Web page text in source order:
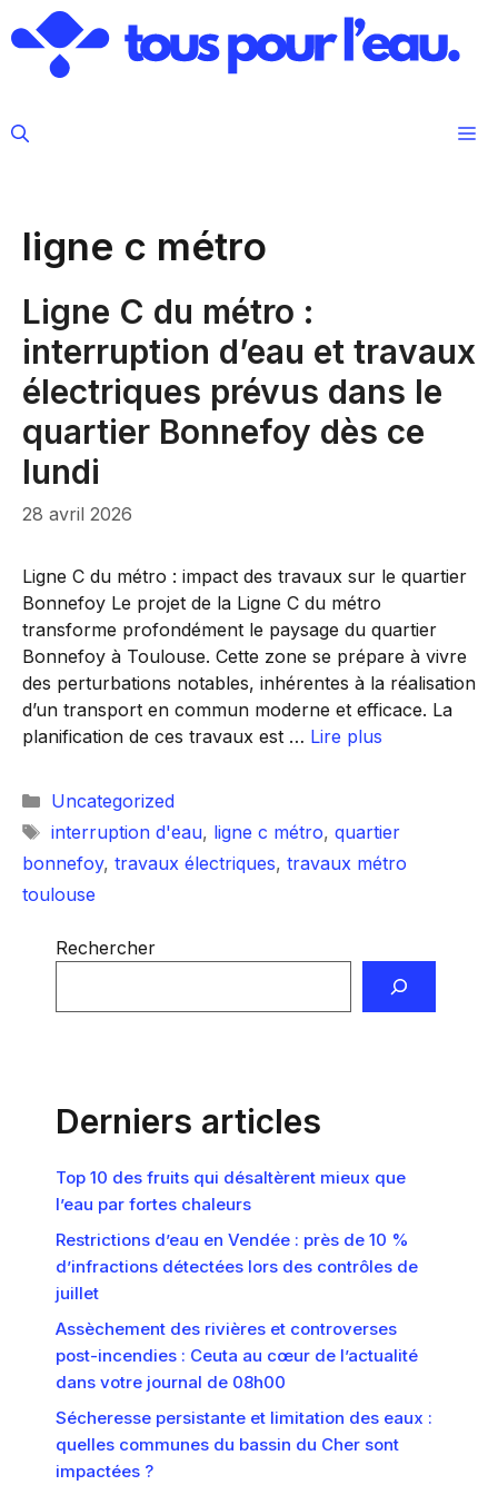
au
contenu
ligne c métro
Ligne C du métro :
interruption d’eau et travaux
électriques prévus dans le
quartier Bonnefoy dès ce
lundi
28 avril 2026
Ligne C du métro : impact des travaux sur le quartier
Bonnefoy Le projet de la Ligne C du métro
transforme profondément le paysage du quartier
Bonnefoy à Toulouse. Cette zone se prépare à vivre
des perturbations notables, inhérentes à la réalisation
d’un transport en commun moderne et efficace. La
planification de ces travaux est … Lire plus
Catégories
Uncategorized
Étiquettes
interruption d'eau, ligne c métro, quartier
bonnefoy, travaux électriques, travaux métro
toulouse
Rechercher
Derniers articles
Top 10 des fruits qui désaltèrent mieux que
l’eau par fortes chaleurs
Restrictions d’eau en Vendée : près de 10 %
d’infractions détectées lors des contrôles de
juillet
Assèchement des rivières et controverses
post-incendies : Ceuta au cœur de l’actualité
dans votre journal de 08h00
Sécheresse persistante et limitation des eaux :
quelles communes du bassin du Cher sont
impactées ?